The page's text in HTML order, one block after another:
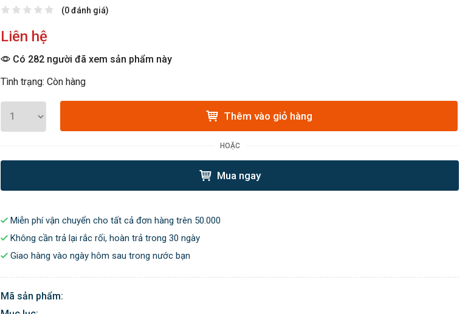
(0 đánh giá)
Liên hệ
Có 282 người đã xem sản phẩm này
Tình trạng: Còn hàng
Thêm vào giỏ hàng
HOẶC
Mua ngay
Miễn phí vận chuyển cho tất cả đơn hàng trên 50.000
Không cần trả lại rắc rối, hoàn trả trong 30 ngày
Giao hàng vào ngày hôm sau trong nước bạn
Mã sản phẩm: